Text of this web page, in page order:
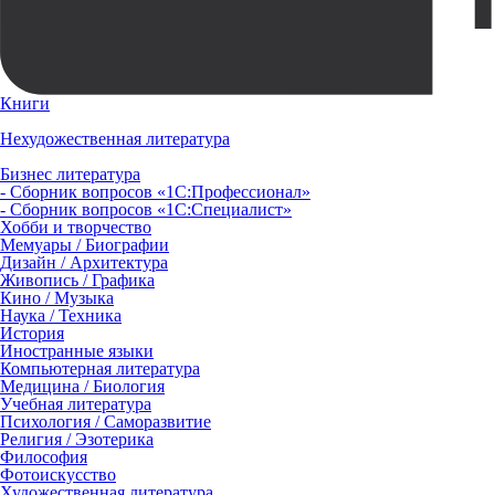
Книги
Нехудожественная литература
Бизнес литература
- Сборник вопросов «1С:Профессионал»
- Сборник вопросов «1С:Специалист»
Хобби и творчество
Мемуары / Биографии
Дизайн / Архитектура
Живопись / Графика
Кино / Музыка
Наука / Техника
История
Иностранные языки
Компьютерная литература
Медицина / Биология
Учебная литература
Психология / Саморазвитие
Религия / Эзотерика
Философия
Фотоискусство